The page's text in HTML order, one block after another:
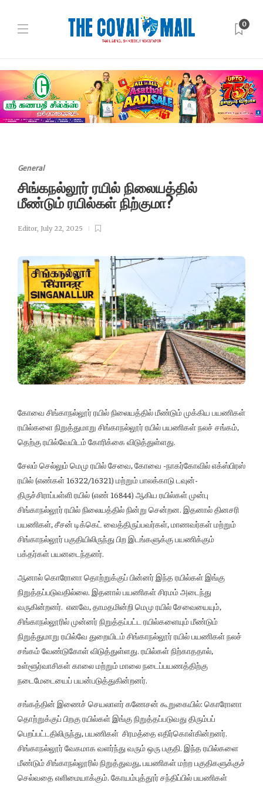
0
General
சிங்கநல்லூர் ரயில் நிலையத்தில்
மீண்டும் ரயில்கள் நிற்குமா?
Editor, July 22, 2025
கோவை சிங்காநல்லூர் ரயில் நிலையத்தில் மீண்டும் முக்கிய பயணிகள்
ரயில்களை நிறுத்துமாறு சிங்காநல்லூர் ரயில் பயணிகள் நலச் சங்கம்,
தெற்கு ரயில்வேயிடம் கோரிக்கை விடுத்துள்ளது.
சேலம் செல்லும் மெமு ரயில் சேவை, கோவை -நாகர்கோவில் எக்ஸ்பிரஸ்
ரயில் (எண்கள் 16322/16321) மற்றும் பாலக்காடு டவுன்-
திருச்சிராப்பள்ளி ரயில் (எண் 16844) ஆகிய ரயில்கள் முன்பு
சிங்காநல்லூர் ரயில் நிலையத்தில் நின்று சென்றன. இதனால் தினசரி
பயணிகள், சீசன் டிக்கெட் வைத்திருப்பவர்கள், மாணவர்கள் மற்றும்
சிங்காநல்லூர் பகுதியிலிருந்து பிற இடங்களுக்கு பயணிக்கும்
பக்தர்கள் பயனடைந்தனர்.
ஆனால் கொரோனா தொற்றுக்குப் பின்னர் இந்த ரயில்கள் இங்கு
நிறுத்தப்படுவதில்லை. இதனால் பயணிகள் சிரமம் அடைந்து
வருகின்றனர். எனவே, தாமதமின்றி மெமு ரயில் சேவையையும்,
சிங்காநல்லூரில் முன்னர் நிறுத்தப்பட்ட ரயில்களையும் மீண்டும்
நிறுத்துமாறு ரயில்வே துறையிடம் சிங்காநல்லூர் ரயில் பயணிகள் நலச்
சங்கம் வேண்டுகோள் விடுத்துள்ளது. ரயில்கள் நிற்காததால்,
உள்ளூர்வாசிகள் காலை மற்றும் மாலை நடைப்பயணத்திற்கு
நடைமேடையைப் பயன்படுத்துகின்றனர்.
சங்கத்தின் இணைச் செயலாளர் கணேசன் கூறுகையில்: கொரோனா
தொற்றுக்குப் பிறகு ரயில்கள் இங்கு நிறுத்தப்படுவது திரும்பப்
பெறப்பட்டதிலிருந்து, பயணிகள் சிரமத்தை எதிர்கொள்கின்றனர்.
சிங்காநல்லூர் வேகமாக வளர்ந்து வரும் ஒரு பகுதி. இந்த ரயில்களை
மீண்டும் சிங்காநல்லூரில் நிறுத்துவது, பயணிகள் மற்ற பகுதிகளுக்குச்
செல்வதை எளிமையாக்கும். கோயம்புத்தூர் சந்திப்பில் பயணிகள்